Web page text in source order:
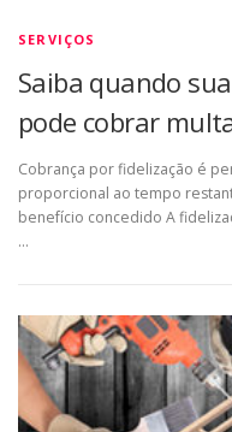
SERVIÇOS
Saiba quando
pode cobrar
Cobrança por fidelização é
proporcional ao tempo
benefício concedido A
…